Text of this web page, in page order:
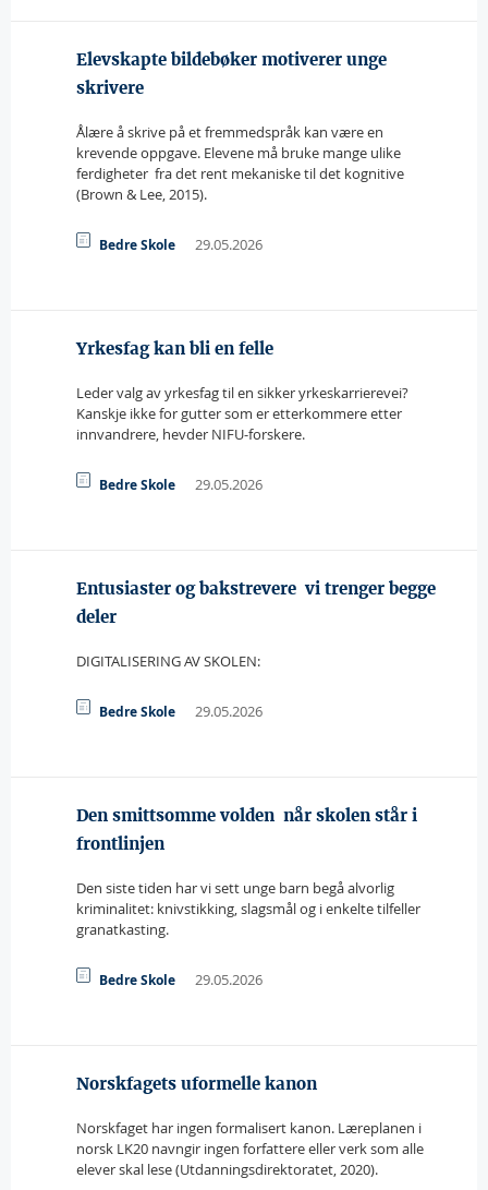
Elevskapte bildebøker motiverer unge
skrivere
Ålære å skrive på et fremmedspråk kan være en
krevende oppgave. Elevene må bruke mange ulike
ferdigheter  fra det rent mekaniske til det kognitive
(Brown & Lee, 2015).
Bedre Skole 29.05.2026
Yrkesfag kan bli en felle
Leder valg av yrkesfag til en sikker yrkeskarrierevei?
Kanskje ikke for gutter som er etterkommere etter
innvandrere, hevder NIFU-forskere.
Bedre Skole 29.05.2026
Entusiaster og bakstrevere  vi trenger begge
deler
DIGITALISERING AV SKOLEN:
Bedre Skole 29.05.2026
Den smittsomme volden  når skolen står i
frontlinjen
Den siste tiden har vi sett unge barn begå alvorlig
kriminalitet: knivstikking, slagsmål og i enkelte tilfeller
granatkasting.
Bedre Skole 29.05.2026
Norskfagets uformelle kanon
Norskfaget har ingen formalisert kanon. Læreplanen i
norsk LK20 navngir ingen forfattere eller verk som alle
elever skal lese (Utdanningsdirektoratet, 2020).